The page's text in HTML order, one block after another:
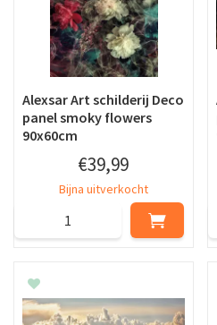
Alexsar Art schilderij Deco
panel smoky flowers
90x60cm
€39,99
Bijna uitverkocht